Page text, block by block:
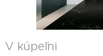
V kúpeľni